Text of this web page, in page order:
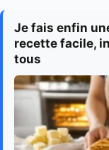
Je fais enfin
recette facile,
tous